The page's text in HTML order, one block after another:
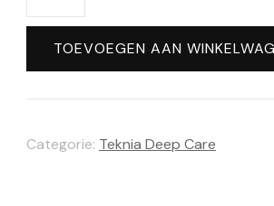
mas
Large
-
Deep
TOEVOEGEN AAN
Categorie: Teknia Deep Care